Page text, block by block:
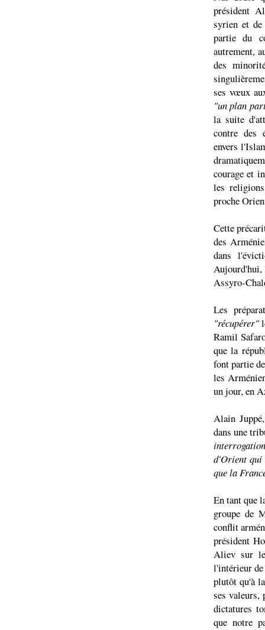
président
syrien et
partie du
autrement,
des
ses vœux
"un plan
la suite
contre des
envers
courage et
les
proche
Cette
des
dans
Aujourd'hui,
Assyro-
Les
"récupérer"
Ramil
que la
font partie
les
un jour, en
Alain
dans une
d'Orient qui
que la
En tant que
groupe de
conflit
président
Aliev sur
l'intérieur de
plutôt qu'à
ses valeurs,
dictatures
que notre